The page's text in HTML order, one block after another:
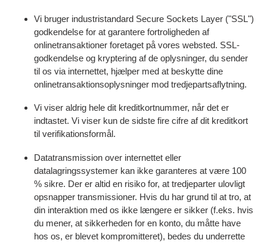
Vi bruger industristandard Secure Sockets Layer ("SSL")
godkendelse for at garantere fortroligheden af
onlinetransaktioner foretaget på vores websted. SSL-
godkendelse og kryptering af de oplysninger, du sender
til os via internettet, hjælper med at beskytte dine
onlinetransaktionsoplysninger mod tredjepartsaflytning.
Vi viser aldrig hele dit kreditkortnummer, når det er
indtastet. Vi viser kun de sidste fire cifre af dit kreditkort
til verifikationsformål.
Datatransmission over internettet eller
datalagringssystemer kan ikke garanteres at være 100
% sikre. Der er altid en risiko for, at tredjeparter ulovligt
opsnapper transmissioner. Hvis du har grund til at tro, at
din interaktion med os ikke længere er sikker (f.eks. hvis
du mener, at sikkerheden for en konto, du måtte have
hos os, er blevet kompromitteret), bedes du underrette